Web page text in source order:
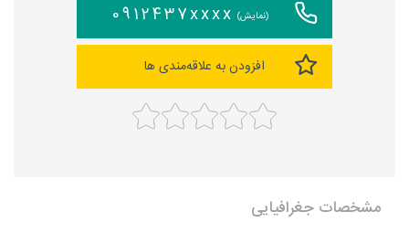
(نمایش) 0912437xxxx
افزودن به علاقه‌مندی ها
مشخصات جغرافیایی